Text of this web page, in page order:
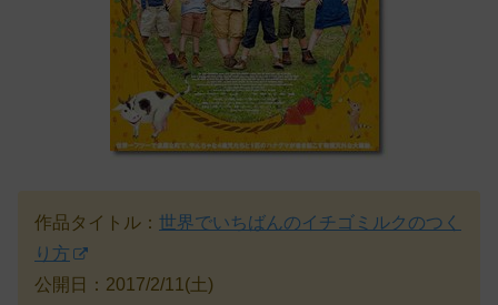
作品タイトル： 世界でいちばんのイチゴミルクのつく
り方
公開日：2017/2/11(土)